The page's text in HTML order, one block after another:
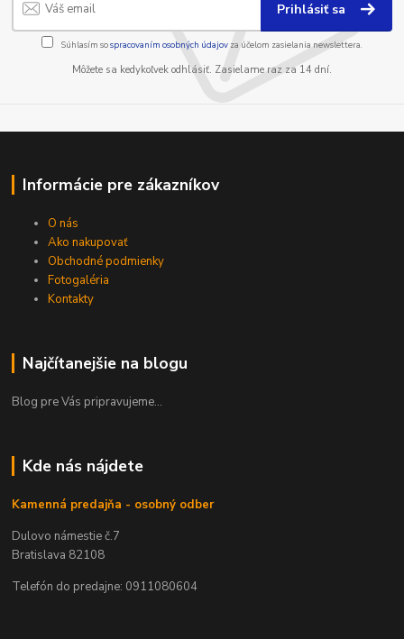
Prihlásiť sa
Súhlasím sospracovaním osobných údajov za účelom zasielania newslettera.
Môžete sa kedykoľvek odhlásiť. Zasielame raz za 14 dní.
Informácie pre zákazníkov
O nás
Ako nakupovať
Obchodné podmienky
Fotogaléria
Kontakty
Najčítanejšie na blogu
Blog pre Vás pripravujeme...
Kde nás nájdete
Kamenná predajňa - osobný odber
Dulovo námestie č.7
Bratislava 82108
Telefón do predajne: 0911080604